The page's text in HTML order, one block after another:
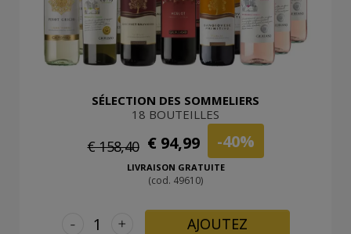
SÉLECTION DES SOMMELIERS
18 BOUTEILLES
€ 158,40 € 94,99 -40%
LIVRAISON GRATUITE
(cod. 49610)
+
- AJOUTEZ